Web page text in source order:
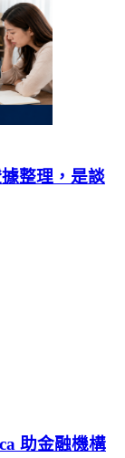
整理，是談
助金融機構